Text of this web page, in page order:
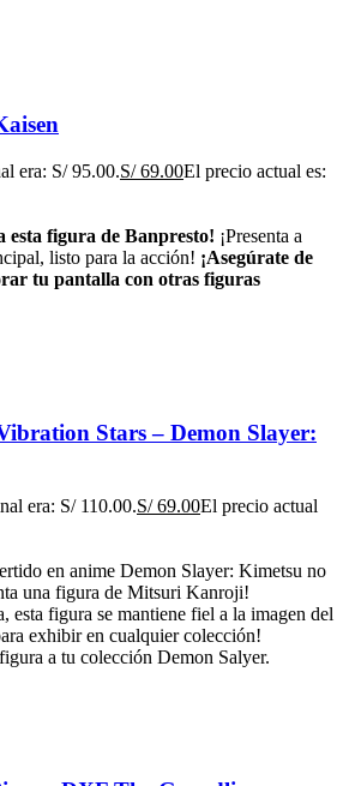
era: S/ 95.00.S/69.00El precio actual es:
esta figura de Banpresto! ¡Presenta a
listo para la acción! ¡Asegúrate de
tu pantalla con otras figuras
Stars – Demon Slayer:
era: S/ 110.00.S/69.00El precio actual
en anime Demon Slayer: Kimetsu no
una figura de Mitsuri Kanroji!
esta figura se mantiene fiel a la imagen del
exhibir en cualquier colección!
a tu colección Demon Salyer.